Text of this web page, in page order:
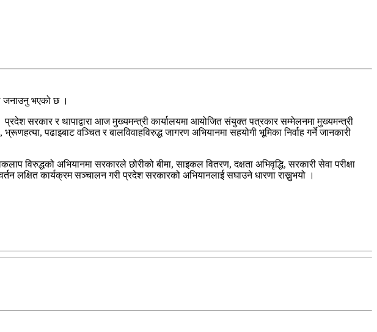
जनाउनु भएको छ ।
सरकार र थापाद्वारा आज मुख्यमन्त्री कार्यालयमा आयोजित संयुक्त पत्रकार सम्मेलनमा मुख्यमन्त्री
पढाइबाट वञ्चित र बालविवाहविरुद्ध जागरण अभियानमा सहयोगी भूमिका निर्वाह गर्ने जानकारी
विरुद्धको अभियानमा सरकारले छोरीको बीमा, साइकल वितरण, दक्षता अभिवृद्धि, सरकारी सेवा परीक्षा
लक्षित कार्यक्रम सञ्चालन गरी प्रदेश सरकारको अभियानलाई सघाउने धारणा राख्नुभयो ।